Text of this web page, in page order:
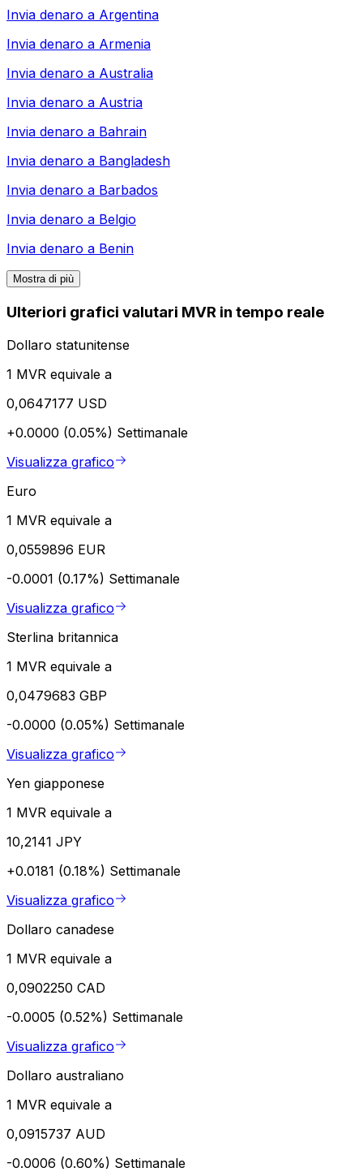
Invia denaro a Argentina
Invia denaro a Armenia
Invia denaro a Australia
Invia denaro a Austria
Invia denaro a Bahrain
Invia denaro a Bangladesh
Invia denaro a Barbados
Invia denaro a Belgio
Invia denaro a Benin
Mostra di più
Ulteriori grafici valutari MVR in tempo reale
Dollaro statunitense
1 MVR equivale a
0,0647177 USD
+0.0000 (0.05%) Settimanale
Visualizza grafico
Euro
1 MVR equivale a
0,0559896 EUR
-0.0001 (0.17%) Settimanale
Visualizza grafico
Sterlina britannica
1 MVR equivale a
0,0479683 GBP
-0.0000 (0.05%) Settimanale
Visualizza grafico
Yen giapponese
1 MVR equivale a
10,2141 JPY
+0.0181 (0.18%) Settimanale
Visualizza grafico
Dollaro canadese
1 MVR equivale a
0,0902250 CAD
-0.0005 (0.52%) Settimanale
Visualizza grafico
Dollaro australiano
1 MVR equivale a
0,0915737 AUD
-0.0006 (0.60%) Settimanale